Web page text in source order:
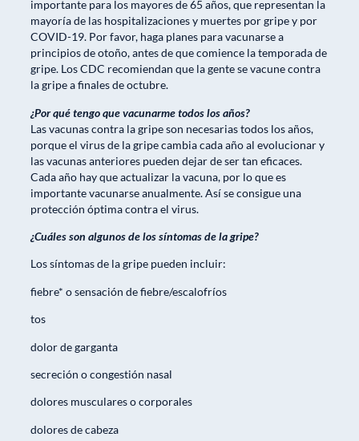
importante para los mayores de 65 años, que representan la
mayoría de las hospitalizaciones y muertes por gripe y por
COVID-19. Por favor, haga planes para vacunarse a
principios de otoño, antes de que comience la temporada de
gripe. Los CDC recomiendan que la gente se vacune contra
la gripe a finales de octubre.
¿Por qué tengo que vacunarme todos los años?
Las vacunas contra la gripe son necesarias todos los años,
porque el virus de la gripe cambia cada año al evolucionar y
las vacunas anteriores pueden dejar de ser tan eficaces.
Cada año hay que actualizar la vacuna, por lo que es
importante vacunarse anualmente. Así se consigue una
protección óptima contra el virus.
¿Cuáles son algunos de los síntomas de la gripe?
Los síntomas de la gripe pueden incluir:
fiebre* o sensación de fiebre/escalofríos
tos
dolor de garganta
secreción o congestión nasal
dolores musculares o corporales
dolores de cabeza